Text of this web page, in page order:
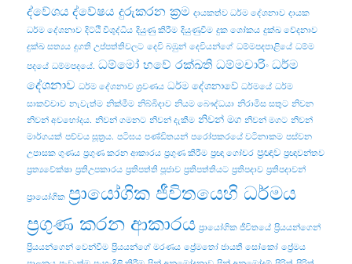
ද්වේශය ද්වේෂය දුරුකරන ක්‍රම දායකත්ව ධර්ම දේශනාව දායක
ධර්ම දේශනාව දිට්ඨි විශුද්ධිය දියුණු කිරීම දියුණුවීම දුක ශෝකය දුක්ඛ වේදනාව
දුක්ඛ සත්‍යය දුගති උප්පත්තිවලට දෙවි බඹුන් දෙවියන්ගේ ධම්මපදපාළියේ ධම්ම
පදයේ ධම්මපදයේ. ධම්මෝ හවේ රක්ඛති ධම්මචාරිංධර්ම
දේශනාව ධර්ම දේශනාව ශ්‍රවණය ධර්ම දේශනාවේ ධර්මයේ ධර්ම
සාකච්චාව නැවැත්ම නික්මීම නිබ්බිදාව නියම බෞද්ධයා නිරාමිස සතුට නිවන
නිවන් අවභෝදය. නිවන් ගමනට නිවන් දැකීම නිවන් මග නිවන් මගට නිවන්
මාර්ගයක් පච්‌චය සූත්‍රය. පටිඝය පණ්ඩිතයන් පරෝපකරයේ වටිනාකම පස්වන
උපාසක ගුණය ප්‍රගුණ කරන ආකාරය ප්‍රගුණ කිරීම ප්‍රඥා ගෝචර ප්‍රඥාව ප්‍රඥාවන්තව
ප්‍රත්‍යවේක්ෂා ප්‍රතිඋපකාරය ප්‍රතිපත්ති පූජාව ප්‍රතිපත්තියට ප්‍රතිපදාව ප්‍රතිපදාවන්
ප්‍රායෝගික ප්‍රායෝගික ජීවිතයෙහි ධර්මය
ප්‍රගුණ කරන ආකාරය ප්‍රායෝගික ජීවිතයේ ප්‍රියයන්ගෙන්
ප්‍රියයන්ගෙන් වෙන්වීම ප්‍රියයන්ගේ මරණය ප්‍රේමතෝ ජායතී සෝකෝ ප්‍රේමය